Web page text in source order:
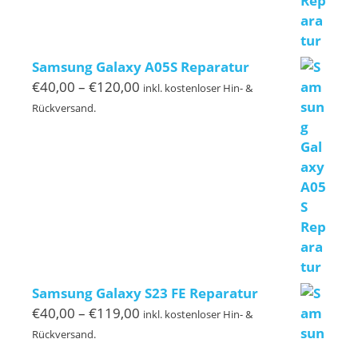
Samsung Galaxy A05S Reparatur
€40,00 – €120,00 Preisspanne:
inkl. kostenloser Hin- &
Rückversand.
Samsung Galaxy S23 FE Reparatur
€40,00 – €119,00 Preisspanne:
inkl. kostenloser Hin- &
Rückversand.